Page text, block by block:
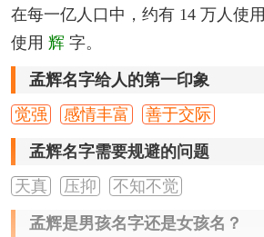
在每一亿人口中，约有 14 万人使用
使用 辉 字。
孟辉名字给人的第一印象
觉强
感情丰富 善于交际
孟辉名字需要规避的问题
天真
压抑 不知不觉
孟辉是男孩名字还是女孩名？